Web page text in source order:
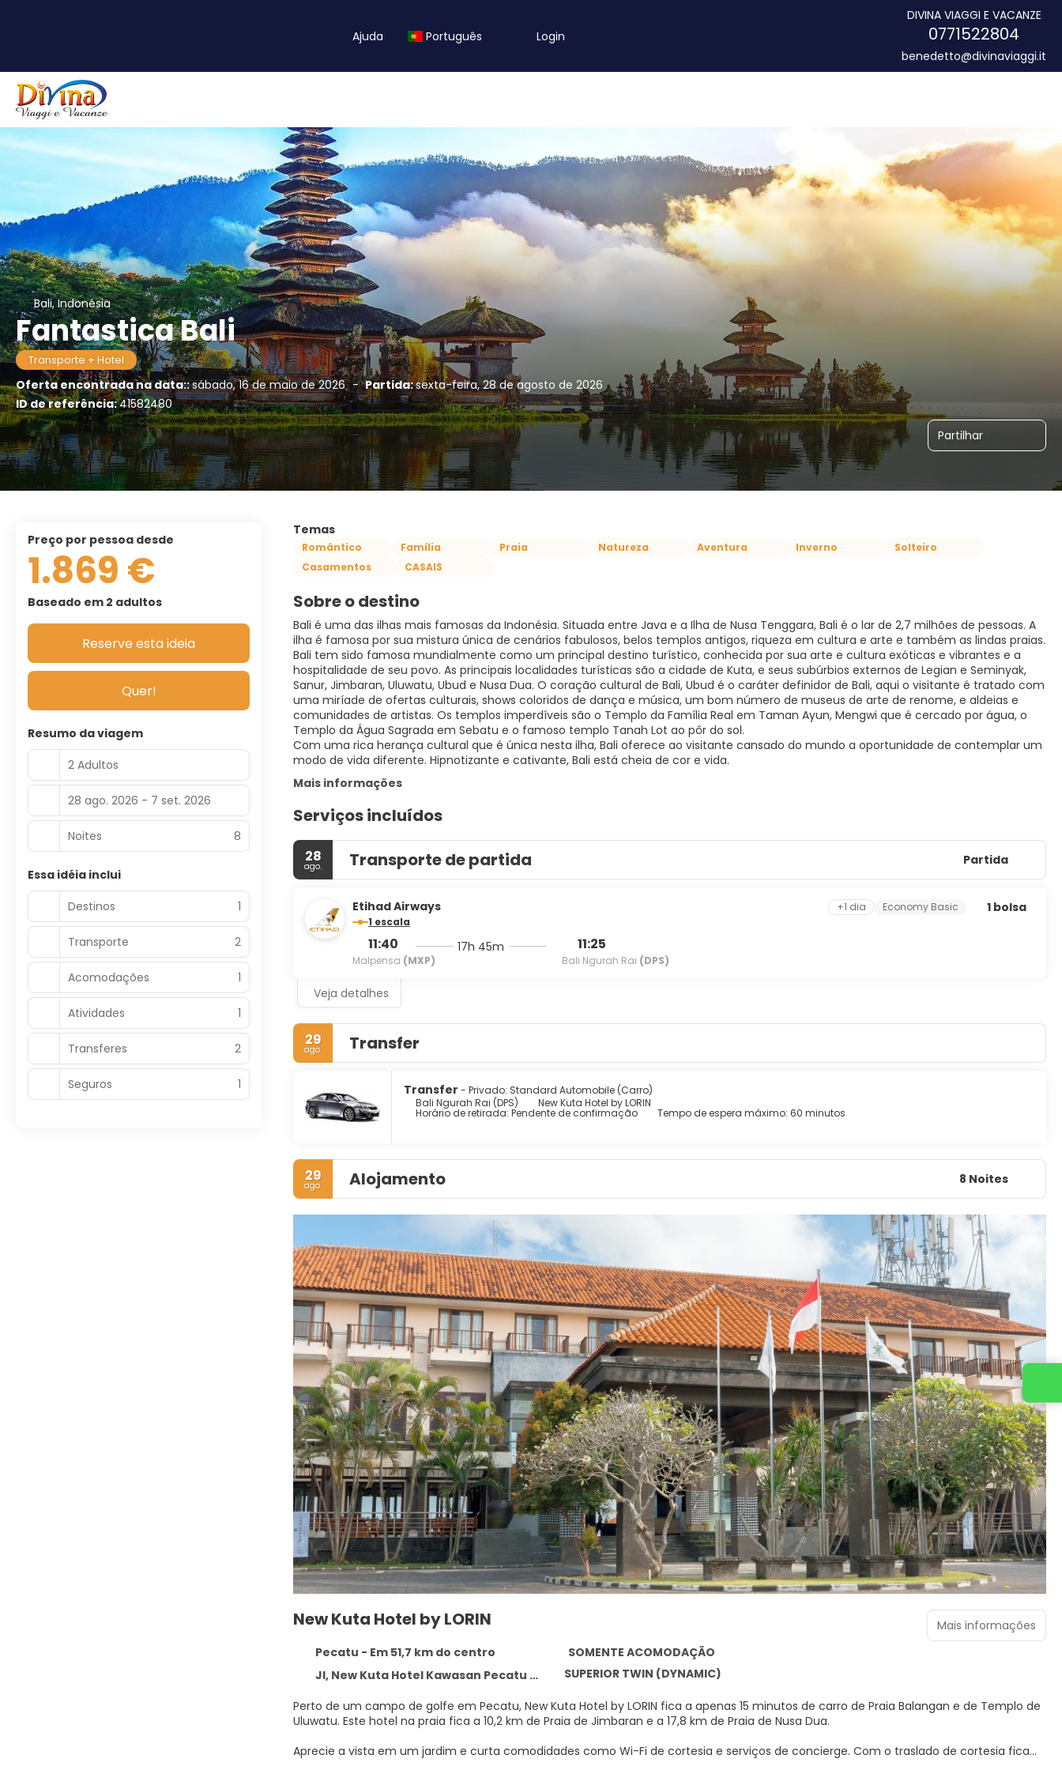
Ajuda Português Login
DIVINA VIAGGI E VACANZE
0771522804
benedetto@divinaviaggi.it
Bali, Indonésia
Fantastica Bali
Transporte + Hotel
Oferta encontrada na data::sábado, 16 de maio de 2026 - Partida:sexta-feira, 28 de agosto de 2026
ID de referência:41582480
Partilhar
Temas
Romântico Família Praia Natureza Aventura Inverno
Solteiro
Casamentos
CASAIS
Sobre o destino
Bali é uma das ilhas mais famosas da Indonésia. Situada entre Java e a Ilha de Nusa Tenggara, Bali é o lar de 2,7 milhões de pessoas. A
ilha é famosa por sua mistura única de cenários fabulosos, belos templos antigos, riqueza em cultura e arte e também as lindas praias.
Bali tem sido famosa mundialmente como um principal destino turístico, conhecida por sua arte e cultura exóticas e vibrantes e a
hospitalidade de seu povo. As principais localidades turísticas são a cidade de Kuta, e seus subúrbios externos de Legian e Seminyak,
Sanur, Jimbaran, Uluwatu, Ubud e Nusa Dua. O coração cultural de Bali, Ubud é o caráter definidor de Bali, aqui o visitante é tratado com
uma miríade de ofertas culturais, shows coloridos de dança e música, um bom número de museus de arte de renome, e aldeias e
comunidades de artistas. Os templos imperdíveis são o Templo da Família Real em Taman Ayun, Mengwi que é cercado por água, o
Templo da Água Sagrada em Sebatu e o famoso templo Tanah Lot ao pôr do sol.
Com uma rica herança cultural que é única nesta ilha, Bali oferece ao visitante cansado do mundo a oportunidade de contemplar um
modo de vida diferente. Hipnotizante e cativante, Bali está cheia de cor e vida.
Mais informações
Serviços incluídos
28
ago. Transporte de partida Partida
Etihad Airways
1 escala
11:40
Malpensa (MXP)
17h 45m 11:25
Bali Ngurah Rai (DPS)
+1 dia Economy Basic 1 bolsa
Veja detalhes
29
ago. Transfer
Transfer - Privado: Standard Automobile (Carro)
Bali Ngurah Rai (DPS)
New Kuta Hotel by LORIN
Horário de retirada: Pendente de confirmação Tempo de espera máximo: 60 minutos
29
ago. Alojamento 8 Noites
New Kuta Hotel by LORIN
Pecatu - Em 51,7 km do centro
SOMENTE ACOMODAÇÃO
Jl, New Kuta Hotel Kawasan Pecatu Indah Resort Pecatu, Pecatu 80364
SUPERIOR TWIN (DYNAMIC)
Perto de um campo de golfe em Pecatu, New Kuta Hotel by LORIN fica a apenas 15 minutos de carro de Praia Balangan e de Templo de
Uluwatu. Este hotel na praia fica a 10,2 km de Praia de Jimbaran e a 17,8 km de Praia de Nusa Dua.
Aprecie a vista em um jardim e curta comodidades como Wi-Fi de cortesia e serviços de concierge. Com o traslado de cortesia fica
Mais informações
preço por pessoa desde
1.869 €
Baseado em 2 adultos
Reserve esta ideia
Quer!
Resumo da viagem
2 Adultos
28 ago. 2026 - 7 set. 2026
Noites 8
Essa idéia inclui
Destinos
1
Transporte 2
Acomodações 1
Atividades 1
Transferes 2
Seguros 1
Entre em contato conosco